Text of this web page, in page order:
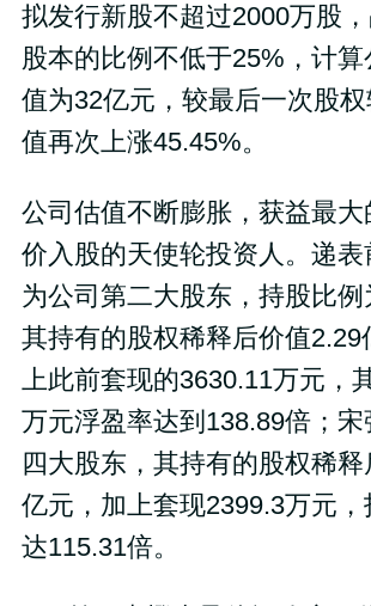
拟发行新股不超过2000万股
股本的比例不低于25%，计
值为32亿元，较最后一次股
值再次上涨45.45%。
公司估值不断膨胀，获益最
价入股的天使轮投资人。递表
为公司第二大股东，持股比例
其持有的股权稀释后价值2.29
上此前套现的3630.11万元，
万元浮盈率达到138.89倍；
四大股东，其持有的股权稀
亿元，加上套现2399.3万元
达115.31倍。